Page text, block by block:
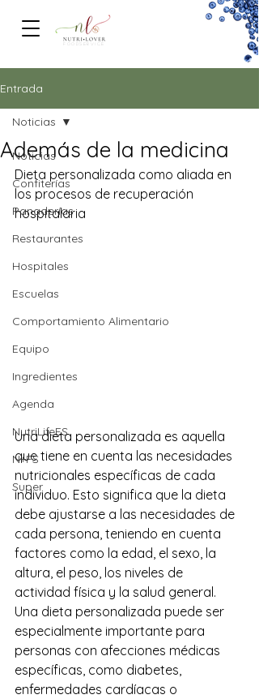
Entrada
Noticias
Confiterías
Panaderías
Restaurantes
Hospitales
Escuelas
Comportamiento Alimentario
Equipo
Ingredientes
Agenda
NutriLifeES
N+FS
Super
Noticias
Además de la medicina
Dieta personalizada como aliada en
los procesos de recuperación
hospitalaria
Una dieta personalizada es aquella
que tiene en cuenta las necesidades
nutricionales específicas de cada
individuo. Esto significa que la dieta
debe ajustarse a las necesidades de
cada persona, teniendo en cuenta
factores como la edad, el sexo, la
altura, el peso, los niveles de
actividad física y la salud general.
Una dieta personalizada puede ser
especialmente importante para
personas con afecciones médicas
específicas, como diabetes,
enfermedades cardíacas o